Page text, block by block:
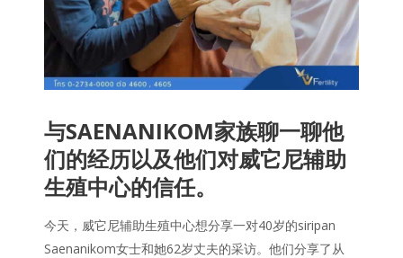
与SAENANIKOM家族聊一聊他
们的经历以及他们对威它尼辅助
生殖中心的信任。
今天，威它尼辅助生殖中心想分享一对40岁的siripan
Saenanikom女士和她62岁丈夫的采访。他们分享了从